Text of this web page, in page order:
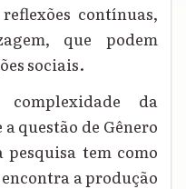
contínuas,
que podem
sociais.
da
questão de Gênero
tem como
a produção